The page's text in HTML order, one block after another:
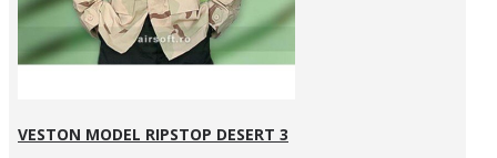
VESTON MODEL RIPSTOP DESERT 3